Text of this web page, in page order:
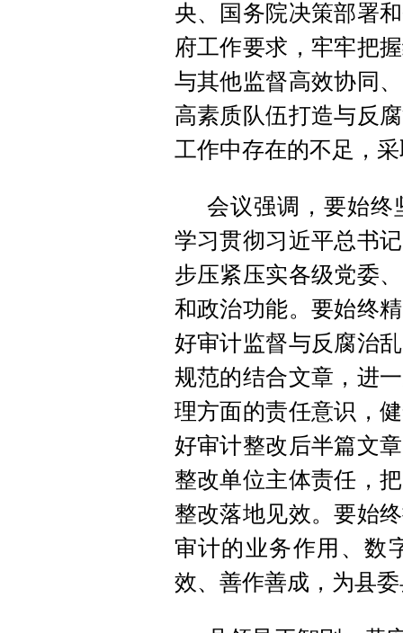
央、国务院决策部署
府工作要求，牢牢把
与其他监督高效协同
高素质队伍打造与反
工作中存在的不足，
会议强调，要始终
学习贯彻习近平总书
步压紧压实各级党委
和政治功能。要始终
好审计监督与反腐治
规范的结合文章，进
理方面的责任意识，
好审计整改后半篇文
整改单位主体责任，
整改落地见效。要始
审计的业务作用、数
效、善作善成，为县